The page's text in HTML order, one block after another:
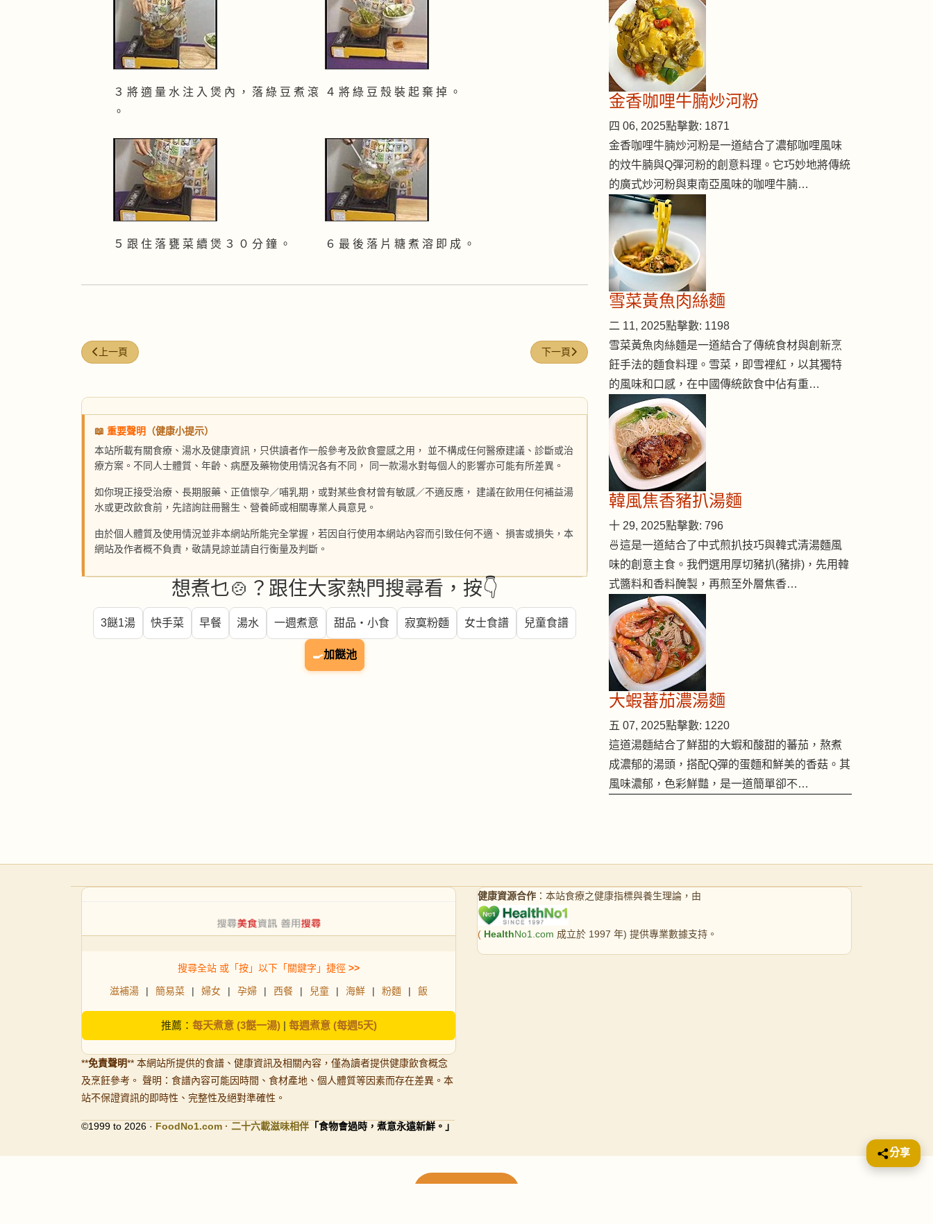
３ 將 適 量 水 注 入 煲 內 ， 落 綠 豆 煮 滾
。
４ 將 綠 豆 殼 裝 起 棄 掉 。
５ 跟 住 落 甕 菜 續 煲 ３ ０ 分 鐘 。 ６ 最 後 落 片 糖 煮 溶 即 成 。
上一篇文章: 雪蛤膏木瓜糖水
上一頁 下一篇文章: 烤牛扒
下一頁
📖 重要聲明
（健康小提示）
本站所載有關食療、湯水及健康資訊，只供讀者作一般參考及飲食靈感之用， 並不構成任何醫療建議、診斷或治
療方案。不同人士體質、年齡、病歷及藥物使用情況各有不同， 同一款湯水對每個人的影響亦可能有所差異。
如你現正接受治療、長期服藥、正值懷孕／哺乳期，或對某些食材曾有敏感／不適反應， 建議在飲用任何補益湯
水或更改飲食前，先諮詢註冊醫生、營養師或相關專業人員意見。
由於個人體質及使用情況並非本網站所能完全掌握，若因自行使用本網站內容而引致任何不適、 損害或損失，本
網站及作者概不負責，敬請見諒並請自行衡量及判斷。
想煮乜🍲？跟住大家熱門搜尋看，按👇
3餸1湯 快手菜 早餐 湯水 一週煮意 甜品・小食 寂寞粉麵 女士食譜 兒童食譜
🍳加餸池
金香咖哩牛腩炒河粉
四 06, 2025點擊數: 1871
金香咖哩牛腩炒河粉是一道結合了濃郁咖哩風味
的炆牛腩與Q彈河粉的創意料理。它巧妙地將傳統
的廣式炒河粉與東南亞風味的咖哩牛腩…
雪菜黃魚肉絲麵
二 11, 2025點擊數: 1198
雪菜黃魚肉絲麵是一道結合了傳統食材與創新烹
飪手法的麵食料理。雪菜，即雪裡紅，以其獨特
的風味和口感，在中國傳統飲食中佔有重…
韓風焦香豬扒湯麵
十 29, 2025點擊數: 796
🍜這是一道結合了中式煎扒技巧與韓式清湯麵風
味的創意主食。我們選用厚切豬扒(豬排)，先用韓
式醬料和香料醃製，再煎至外層焦香…
大蝦蕃茄濃湯麵
五 07, 2025點擊數: 1220
這道湯麵結合了鮮甜的大蝦和酸甜的蕃茄，熬煮
成濃郁的湯頭，搭配Q彈的蛋麵和鮮美的香菇。其
風味濃郁，色彩鮮豔，是一道簡單卻不…
搜尋全站 或「按」以下「關鍵字」捷徑 >>
滋補湯 | 簡易菜 | 婦女 | 孕婦 | 西餐 | 兒童 | 海鮮 | 粉麵 | 飯
推薦： 每天煮意 (3餸一湯)| 每週煮意 (每週5天)
**免責聲明** 本網站所提供的食譜、健康資訊及相關內容，僅為讀者提供健康飲食概念
及烹飪參考。 聲明：食譜內容可能因時間、食材產地、個人體質等因素而存在差異。本
站不保證資訊的即時性、完整性及絕對準確性。
©1999 to 2026 · FoodNo1.com · 二十六載滋味相伴 「食物會過時，煮意永遠新鮮。」
健康資源合作 ：本站食療之健康指標與養生理論，由
( HealthNo1.com 成立於 1997 年) 提供專業數據支持。
分享